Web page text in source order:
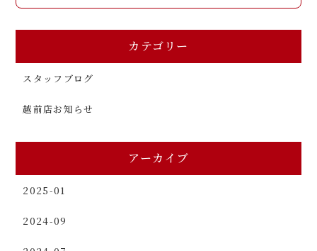
カテゴリー
スタッフブログ
越前店お知らせ
アーカイブ
2025-01
2024-09